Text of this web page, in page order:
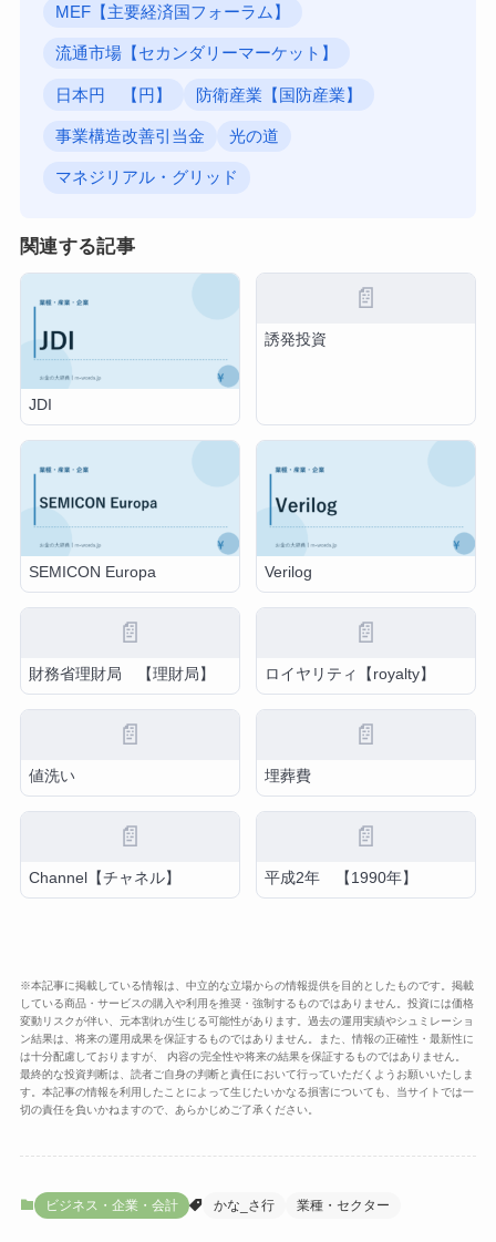
MEF【主要経済国フォーラム】
流通市場【セカンダリーマーケット】
日本円 【円】 防衛産業【国防産業】
事業構造改善引当金 光の道
マネジリアル・グリッド
関連する記事
JDI
📄
誘発投資
SEMICON Europa Verilog
📄
財務省理財局 【理財局】
📄
ロイヤリティ【royalty】
📄
値洗い
📄
埋葬費
📄
Channel【チャネル】
📄
平成2年 【1990年】
※本記事に掲載している情報は、中立的な立場からの情報提供を目的としたものです。掲載
している商品・サービスの購入や利用を推奨・強制するものではありません。投資には価格
変動リスクが伴い、元本割れが生じる可能性があります。過去の運用実績やシュミレーショ
ン結果は、将来の運用成果を保証するものではありません。また、情報の正確性・最新性に
は十分配慮しておりますが、 内容の完全性や将来の結果を保証するものではありません。
最終的な投資判断は、読者ご自身の判断と責任において行っていただくようお願いいたしま
す。本記事の情報を利用したことによって生じたいかなる損害についても、当サイトでは一
切の責任を負いかねますので、あらかじめご了承ください。
ビジネス・企業・会計 かな_さ行 業種・セクター